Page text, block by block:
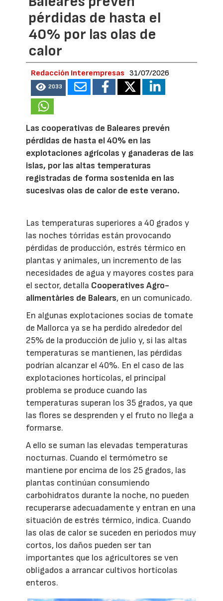
pérdidas de hasta el
40% por las olas de
calor
Redacción Interempresas 31/07/2026
2033
Las cooperativas de Baleares prevén
pérdidas de hasta el 40% en las
explotaciones agrícolas y ganaderas de las
islas, por las altas temperaturas
registradas de forma sostenida en las
sucesivas olas de calor de este verano.
Las temperaturas superiores a 40 grados y
las noches tórridas están provocando
pérdidas de producción, estrés térmico en
plantas y animales, un incremento de las
necesidades de agua y mayores costes para
el sector, detalla Cooperatives Agro-
alimentàries de Balears, en un comunicado.
En algunas explotaciones socias de tomate
de Mallorca ya se ha perdido alrededor del
25% de la producción de julio y, si las altas
temperaturas se mantienen, las pérdidas
podrían alcanzar el 40%. En el caso de las
explotaciones hortícolas, el principal
problema se produce cuando las
temperaturas superan los 35 grados, ya que
las flores se desprenden y el fruto no llega a
formarse.
A ello se suman las elevadas temperaturas
nocturnas. Cuando el termómetro se
mantiene por encima de los 25 grados, las
plantas continúan consumiendo
carbohidratos durante la noche, no pueden
recuperarse adecuadamente y entran en una
situación de estrés térmico, indica. Cuando
las olas de calor se suceden en periodos muy
cortos, los daños pueden ser tan
importantes que los agricultores se ven
obligados a arrancar cultivos hortícolas
enteros.